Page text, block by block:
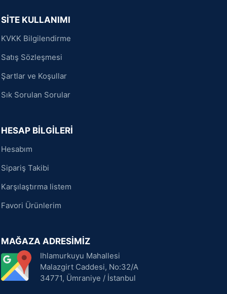
SİTE KULLANIMI
KVKK Bilgilendirme
Satış Sözleşmesi
Şartlar ve Koşullar
Sık Sorulan Sorular
HESAP BİLGİLERİ
Hesabım
Sipariş Takibi
Karşılaştırma listem
Favori Ürünlerim
MAĞAZA ADRESİMİZ
Ihlamurkuyu Mahallesi
Malazgirt Caddesi, No:32/A
34771, Ümraniye / İstanbul